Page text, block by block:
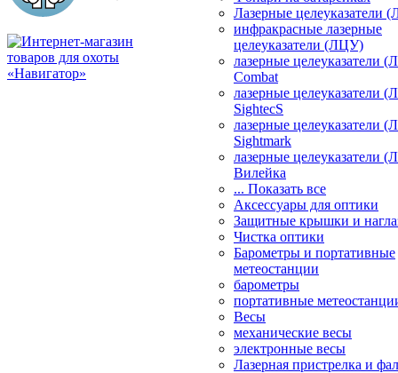
Лазерные целеуказатели
инфракрасные лазерные
целеуказатели (ЛЦУ)
лазерные целеуказатели
Combat
лазерные целеуказатели
SightecS
лазерные целеуказатели
Sightmark
лазерные целеуказатели
Вилейка
... Показать все
Аксессуары для оптики
Защитные крышки и
Чистка оптики
Барометры и портативные
метеостанции
барометры
портативные
Весы
механические весы
электронные весы
Лазерная пристрелка и